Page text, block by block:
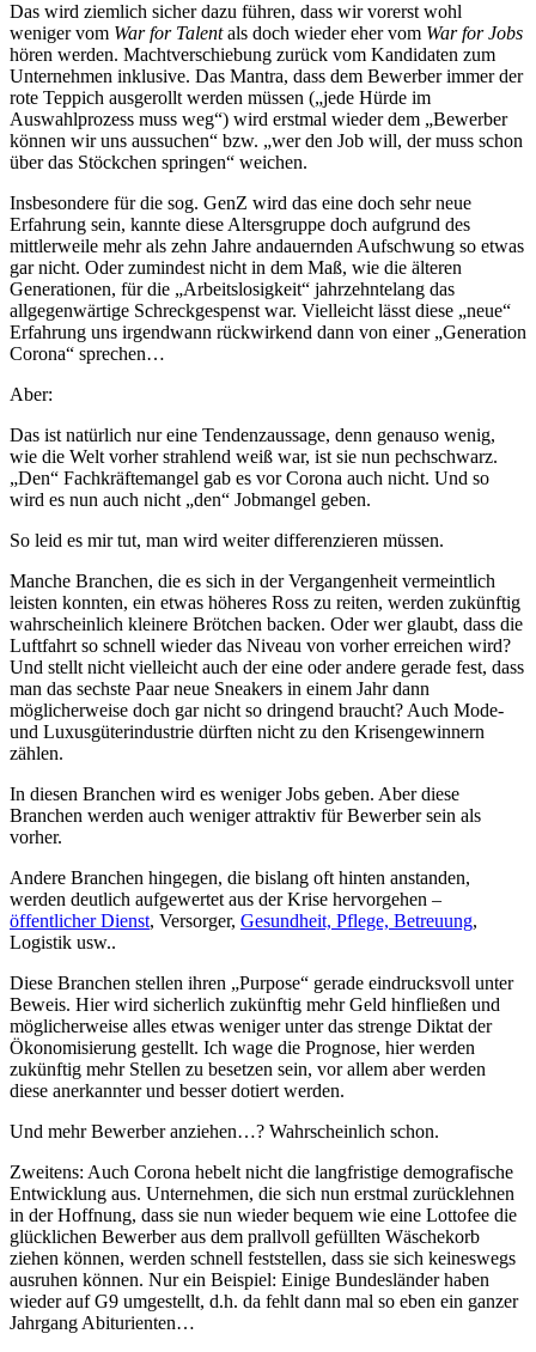
Das wird ziemlich sicher dazu führen, dass wir vorerst wohl
weniger vom War for Talentals doch wieder eher vom War for Jobs
hören werden. Machtverschiebung zurück vom Kandidaten zum
Unternehmen inklusive. Das Mantra, dass dem Bewerber immer der
rote Teppich ausgerollt werden müssen („jede Hürde im
Auswahlprozess muss weg“) wird erstmal wieder dem „Bewerber
können wir uns aussuchen“ bzw. „wer den Job will, der muss schon
über das Stöckchen springen“ weichen.
Insbesondere für die sog. GenZ wird das eine doch sehr neue
Erfahrung sein, kannte diese Altersgruppe doch aufgrund des
mittlerweile mehr als zehn Jahre andauernden Aufschwung so etwas
gar nicht. Oder zumindest nicht in dem Maß, wie die älteren
Generationen, für die „Arbeitslosigkeit“ jahrzehntelang das
allgegenwärtige Schreckgespenst war. Vielleicht lässt diese „neue“
Erfahrung uns irgendwann rückwirkend dann von einer „Generation
Corona“ sprechen…
Aber:
Das ist natürlich nur eine Tendenzaussage, denn genauso wenig,
wie die Welt vorher strahlend weiß war, ist sie nun pechschwarz.
„Den“ Fachkräftemangel gab es vor Corona auch nicht. Und so
wird es nun auch nicht „den“ Jobmangel geben.
So leid es mir tut, man wird weiter differenzieren müssen.
Manche Branchen, die es sich in der Vergangenheit vermeintlich
leisten konnten, ein etwas höheres Ross zu reiten, werden zukünftig
wahrscheinlich kleinere Brötchen backen. Oder wer glaubt, dass die
Luftfahrt so schnell wieder das Niveau von vorher erreichen wird?
Und stellt nicht vielleicht auch der eine oder andere gerade fest, dass
man das sechste Paar neue Sneakers in einem Jahr dann
möglicherweise doch gar nicht so dringend braucht? Auch Mode-
und Luxusgüterindustrie dürften nicht zu den Krisengewinnern
zählen.
In diesen Branchen wird es weniger Jobs geben. Aber diese
Branchen werden auch weniger attraktiv für Bewerber sein als
vorher.
Andere Branchen hingegen, die bislang oft hinten anstanden,
werden deutlich aufgewertet aus der Krise hervorgehen –
öffentlicher Dienst, Versorger, Gesundheit, Pflege, Betreuung,
Logistik usw..
Diese Branchen stellen ihren „Purpose“ gerade eindrucksvoll unter
Beweis. Hier wird sicherlich zukünftig mehr Geld hinfließen und
möglicherweise alles etwas weniger unter das strenge Diktat der
Ökonomisierung gestellt. Ich wage die Prognose, hier werden
zukünftig mehr Stellen zu besetzen sein, vor allem aber werden
diese anerkannter und besser dotiert werden.
Und mehr Bewerber anziehen…? Wahrscheinlich schon.
Zweitens: Auch Corona hebelt nicht die langfristige demografische
Entwicklung aus. Unternehmen, die sich nun erstmal zurücklehnen
in der Hoffnung, dass sie nun wieder bequem wie eine Lottofee die
glücklichen Bewerber aus dem prallvoll gefüllten Wäschekorb
ziehen können, werden schnell feststellen, dass sie sich keineswegs
ausruhen können. Nur ein Beispiel: Einige Bundesländer haben
wieder auf G9 umgestellt, d.h. da fehlt dann mal so eben ein ganzer
Jahrgang Abiturienten…